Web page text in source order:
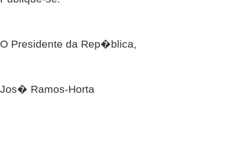
O Presidente da Rep�blica,
Jos� Ramos-Horta